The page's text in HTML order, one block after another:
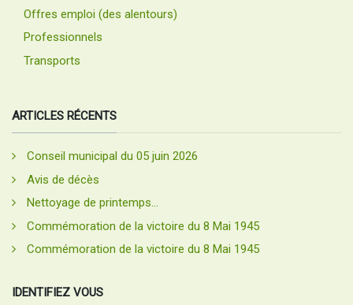
Offres emploi (des alentours)
Professionnels
Transports
ARTICLES RÉCENTS
Conseil municipal du 05 juin 2026
Avis de décès
Nettoyage de printemps...
Commémoration de la victoire du 8 Mai 1945
Commémoration de la victoire du 8 Mai 1945
IDENTIFIEZ VOUS